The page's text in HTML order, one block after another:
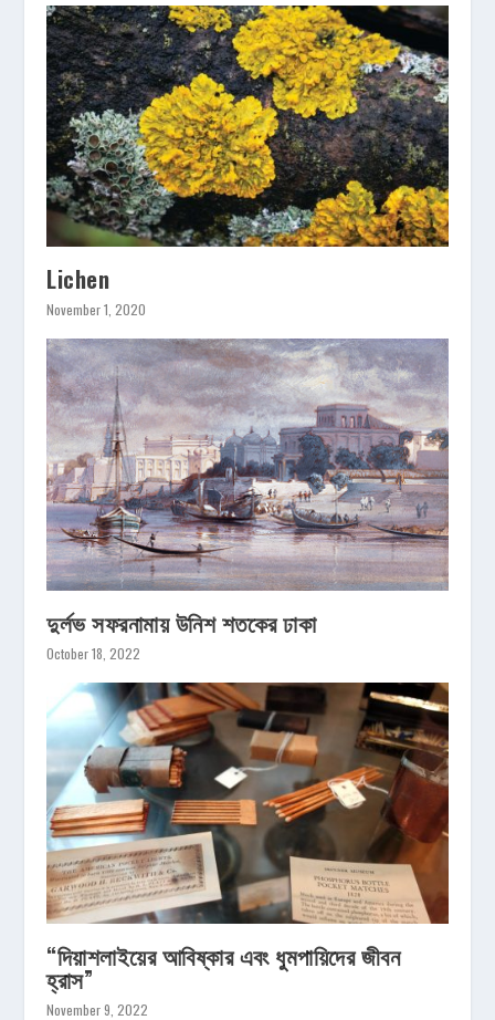
Lichen
November 1, 2020
দুর্লভ সফরনামায় উনিশ শতকের ঢাকা
October 18, 2022
“দিয়াশলাইয়ের আবিষ্কার এবং ধুমপায়িদের জীবন
হ্রাস”
November 9, 2022